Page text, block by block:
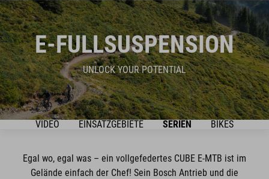
E-FULLSUSPENSION
UNLOCK YOUR POTENTIAL
VIDEO EINSATZGEBIETE SERIEN BIKES
Egal wo, egal was – ein vollgefedertes CUBE E-MTB ist im
Gelände einfach der Chef! Sein Bosch Antrieb und die